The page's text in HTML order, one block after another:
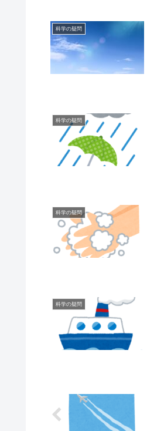
科学の疑問
科学の疑問
科学の疑問
科学の疑問